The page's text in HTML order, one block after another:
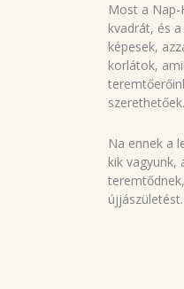
Most a Nap-
kvadrát, és
képesek,
korlátok,
szerethetőek.
Na ennek a
kik vagyunk,